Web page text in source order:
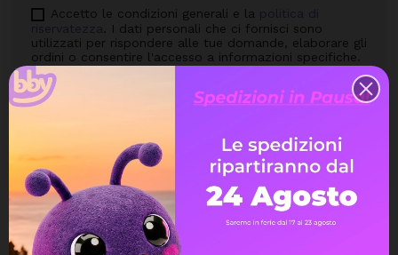
Accetto le condizioni generali e la
. I dati personali che ci fornisci sono
utilizzati per rispondere alle tue domande, elaborare gli
ordini o consentire l'accesso a informazioni specifiche.
Hai il diritto di modificare e cancellare tutte le
informazioni personali che si trovano nella pagina "Il
mio Account".
Avvisami quando torna disponibile
Assistenza Live Chat